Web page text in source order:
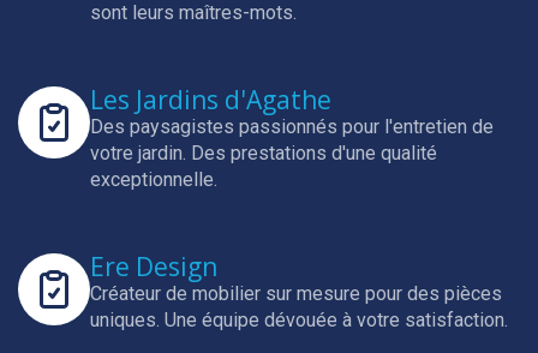
sont leurs maîtres-mots.
Les Jardins d'Agathe
Des paysagistes passionnés pour l'entretien de
votre jardin. Des prestations d'une qualité
exceptionnelle.
Ere Design
Créateur de mobilier sur mesure pour des pièces
uniques. Une équipe dévouée à votre satisfaction.